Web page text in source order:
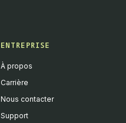
ENTREPRISE
À propos
Carrière
Nous contacter
Support